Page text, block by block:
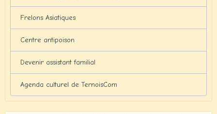
Frelons Asiatiques
Centre antipoison
Devenir assistant familial
Agenda culturel de TernoisCom